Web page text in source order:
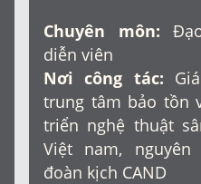
Chuyên môn:
diễn viên
Nơi công tác:
trung tâm bảo tồn
triển nghệ thuật
Việt nam, nguyên
đoàn kịch CAND